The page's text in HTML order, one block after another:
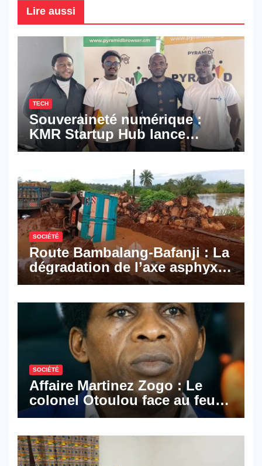
Lire aussi
TECH
Souveraineté numérique :
KMR Startup Hub lance
Pyramid Browser et Pyramid
numériques made in
Cameroon
SOCIÉTÉ
Route Bambalang-Bafanji : La
dégradation de l’axe asphyxie
les activités économiques
SOCIÉTÉ
Affaire Martinez Zogo : Le
colonel Otoulou face au feu
croisé des avocats de la